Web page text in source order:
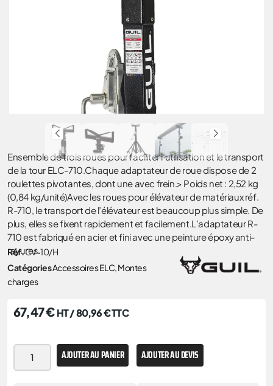
Ensemble de trois roues pour faciliter l’utilisation et le transport
de la tour ELC-710.Chaque adaptateur de roue dispose de 2
roulettes pivotantes, dont une avec frein.> Poids net : 2,52 kg
(0,84 kg/unité)Avec les roues pour élévateur de matériaux réf.
R-710, le transport de l’élévateur est beaucoup plus simple. De
plus, elles se fixent rapidement et facilement.L’adaptateur R-
710 est fabriqué en acier et fini avec une peinture époxy anti-
rayures.
Réf.CV-10/H
CatégoriesAccessoires ELC,Montes
charges
67,47€ HT /80,96€TTC
AJOUTER AU PANIER AJOUTER AU DEVIS